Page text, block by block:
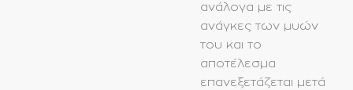
ανάλογα με τις
ανάγκες των μυών
του και το
αποτέλεσμα
επανεξετάζεται μετά